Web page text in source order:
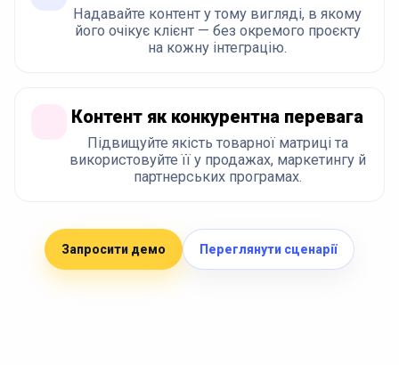
Надавайте контент у тому вигляді, в якому
його очікує клієнт — без окремого проєкту
на кожну інтеграцію.
Контент як конкурентна перевага
Підвищуйте якість товарної матриці та
використовуйте її у продажах, маркетингу й
партнерських програмах.
Запросити демо Переглянути сценарії